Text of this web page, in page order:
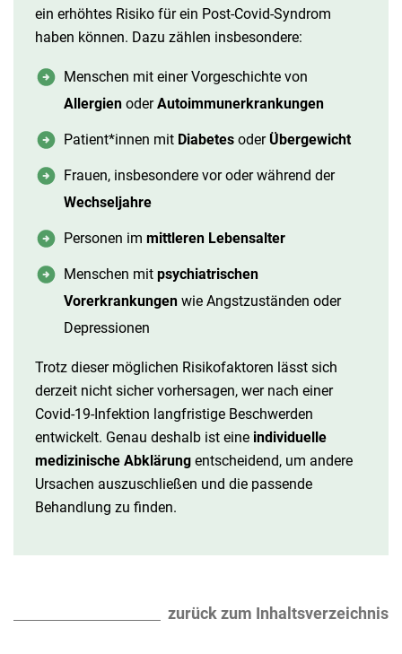
ein erhöhtes Risiko für ein Post-Covid-Syndrom
haben können. Dazu zählen insbesondere:
Menschen mit einer Vorgeschichte von
Allergien oderAutoimmunerkrankungen
Patient*innen mit Diabetes oder Übergewicht
Frauen, insbesondere vor oder während der
Wechseljahre
Personen im mittleren Lebensalter
Menschen mit psychiatrischen
Vorerkrankungen wie Angstzuständen oder
Depressionen
Trotz dieser möglichen Risikofaktoren lässt sich
derzeit nicht sicher vorhersagen, wer nach einer
Covid-19-Infektion langfristige Beschwerden
entwickelt. Genau deshalb ist eine individuelle
medizinische Abklärung entscheidend, um andere
Ursachen auszuschließen und die passende
Behandlung zu finden.
zurück zum Inhaltsverzeichnis